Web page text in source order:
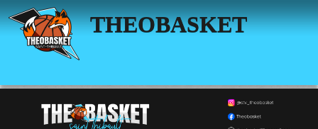
THEOBASKET
Panneau de gestion des cookies